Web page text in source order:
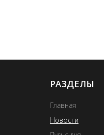
РАЗДЕЛЫ
Главная
Новости